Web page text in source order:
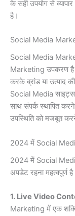
के सही उपयोग से
है।
Social Media
Social Media
Marketing उपकरण है
करके ब्रांड या उत्पाद
Social Media साइट्स
साथ संपर्क स्थापित
उपस्थिति को मजबूत
2024 में Social
2024 में Social
अपडेट रहना महत्वपूर्ण
1. Live Video
Marketing में एक